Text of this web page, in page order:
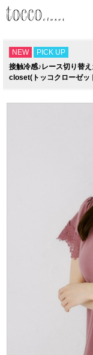
NEW
PICK UP
接触冷感♪レース切り替
closet(トッコクローゼッ